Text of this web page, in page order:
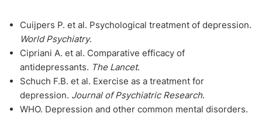
Cuijpers P. et al. Psychological treatment of depression.
World Psychiatry.
Cipriani A. et al. Comparative efficacy of
antidepressants. The Lancet.
Schuch F.B. et al. Exercise as a treatment for
depression. Journal of Psychiatric Research.
WHO. Depression and other common mental disorders.